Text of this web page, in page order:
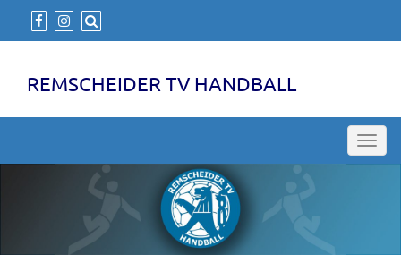
REMSCHEIDER TV HANDBALL